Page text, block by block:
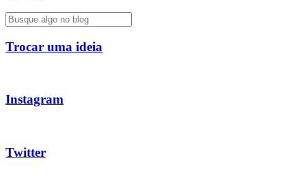
Trocar uma ideia
Instagram
Twitter